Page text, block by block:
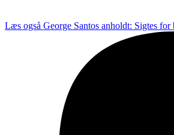
Læs også George Santos anholdt: Sigtes for